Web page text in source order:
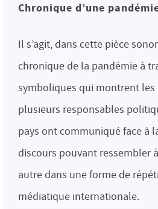
Chronique d’une
Il s’agit, dans cette pièce
chronique de la pandémie à
symboliques qui montrent les
plusieurs responsables
pays ont communiqué face à
discours pouvant ressembler
autre dans une forme de
médiatique internationale.